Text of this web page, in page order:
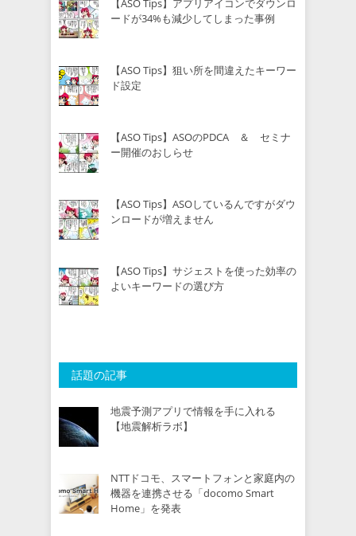
【ASO Tips】アプリアイコンでダウンロ
ードが34%も減少してしまった事例
【ASO Tips】狙い所を間違えたキーワー
ド設定
【ASO Tips】ASOのPDCA ＆ セミナ
ー開催のおしらせ
【ASO Tips】ASOしているんですがダウ
ンロードが増えません
【ASO Tips】サジェストを使った効率の
よいキーワードの選び方
話題の記事
地震予測アプリで情報を手に入れる
【地震解析ラボ】
NTTドコモ、スマートフォンと家庭内の
機器を連携させる「docomo Smart
Home」を発表